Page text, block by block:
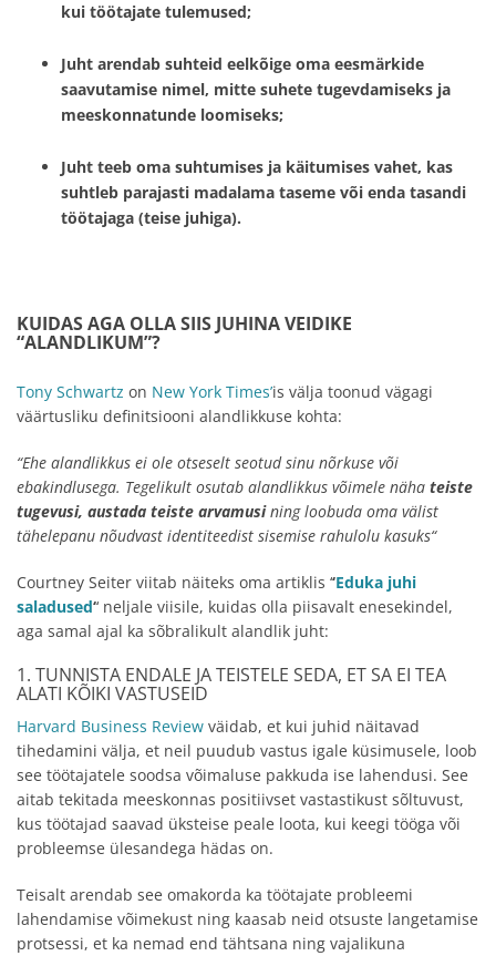
kui töötajate tulemused;
Juht arendab suhteid eelkõige oma eesmärkide
saavutamise nimel, mitte suhete tugevdamiseks ja
meeskonnatunde loomiseks;
Juht teeb oma suhtumises ja käitumises vahet, kas
suhtleb parajasti madalama taseme või enda tasandi
töötajaga (teise juhiga).
KUIDAS AGA OLLA SIIS JUHINA VEIDIKE
“ALANDLIKUM”?
Tony Schwartz on New York Times’is välja toonud vägagi
väärtusliku definitsiooni alandlikkuse kohta:
“Ehe alandlikkus ei ole otseselt seotud sinu nõrkuse või
ebakindlusega. Tegelikult osutab alandlikkus võimele näha teiste
tugevusi, austada teiste arvamusining loobuda oma välist
tähelepanu nõudvast identiteedist sisemise rahulolu kasuks“
Courtney Seiter viitab näiteks oma artiklis ‘‘Eduka juhi
saladused‘‘ neljale viisile, kuidas olla piisavalt enesekindel,
aga samal ajal ka sõbralikult alandlik juht:
1. TUNNISTA ENDALE JA TEISTELE SEDA, ET SA EI TEA
ALATI KÕIKI VASTUSEID
Harvard Business Review väidab, et kui juhid näitavad
tihedamini välja, et neil puudub vastus igale küsimusele, loob
see töötajatele soodsa võimaluse pakkuda ise lahendusi. See
aitab tekitada meeskonnas positiivset vastastikust sõltuvust,
kus töötajad saavad üksteise peale loota, kui keegi tööga või
probleemse ülesandega hädas on.
Teisalt arendab see omakorda ka töötajate probleemi
lahendamise võimekust ning kaasab neid otsuste langetamise
protsessi, et ka nemad end tähtsana ning vajalikuna